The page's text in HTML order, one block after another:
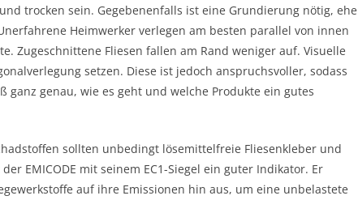
trocken sein. Gegebenenfalls ist eine Grundierung nötig, ehe
Heimwerker verlegen am besten parallel von innen
Zugeschnittene Fliesen fallen am Rand weniger auf. Visuelle
setzen. Diese ist jedoch anspruchsvoller, sodass
ganz genau, wie es geht und welche Produkte ein gutes
sollten unbedingt lösemittelfreie Fliesenkleber und
EMICODE mit seinem EC1-Siegel ein guter Indikator. Er
auf ihre Emissionen hin aus, um eine unbelastete